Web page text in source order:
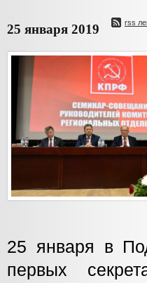
25 января 2019 rss
25 января в
первых